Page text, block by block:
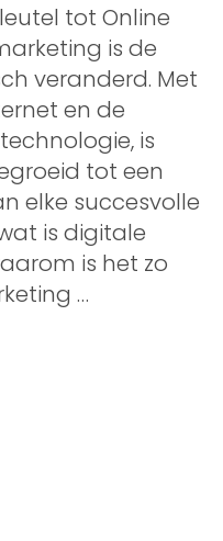
tot Online
is de
veranderd. Met
en de
is
tot een
elke succesvolle
is digitale
is het zo
…